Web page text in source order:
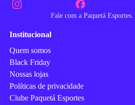
Fale com a Paquetá Esportes.
Institucional
Quem somos
Black Friday
Nossas lojas
Políticas de privacidade
Clube Paquetá Esportes